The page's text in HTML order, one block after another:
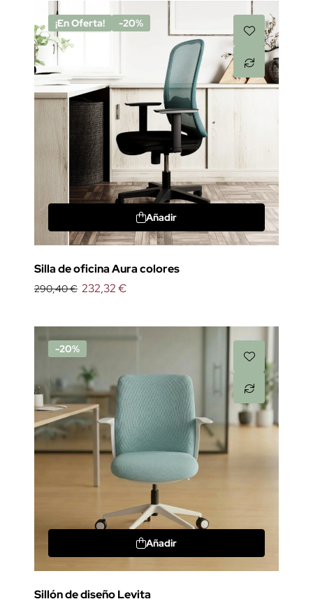
¡En Oferta! -20%
Añadir
Silla de oficina Aura colores
290,40 € 232,32 €
-20%
Añadir
Sillón de diseño Levita